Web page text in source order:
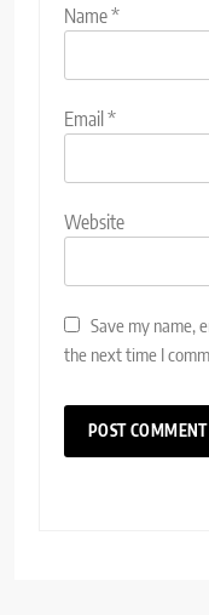
Name*
Email*
Website
Save my name,
the next time I